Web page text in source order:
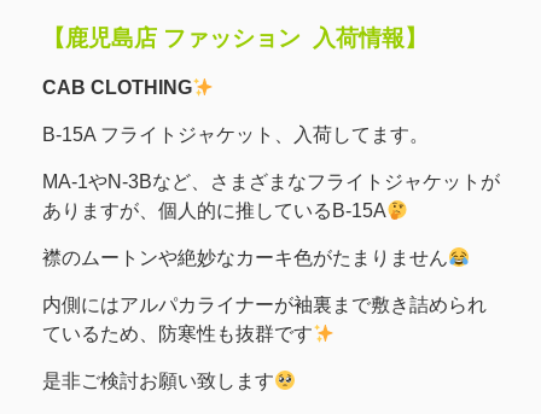
【鹿児島店 ファッション 入荷情報】
CAB CLOTHING
B-15A フライトジャケット、入荷してます。
MA-1やN-3Bなど、さまざまなフライトジャケットが
ありますが、個人的に推しているB-15A
襟のムートンや絶妙なカーキ色がたまりません
内側にはアルパカライナーが袖裏まで敷き詰められ
ているため、防寒性も抜群です
是非ご検討お願い致します